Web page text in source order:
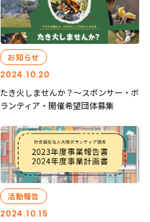
2024.10.20
お知らせ
たき火しませんか？～スポンサー・ボ
ランティア・開催希望団体募集
2024.10.15
活動報告